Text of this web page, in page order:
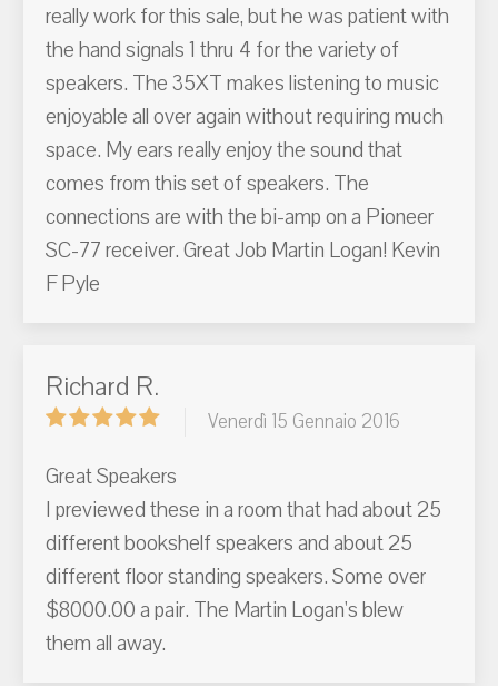
really work for this sale, but he was patient with
the hand signals 1 thru 4 for the variety of
speakers. The 35XT makes listening to music
enjoyable all over again without requiring much
space. My ears really enjoy the sound that
comes from this set of speakers. The
connections are with the bi-amp on a Pioneer
SC-77 receiver. Great Job Martin Logan! Kevin
F Pyle
Richard R.
Venerdì 15 Gennaio 2016
Great Speakers
I previewed these in a room that had about 25
different bookshelf speakers and about 25
different floor standing speakers. Some over
$8000.00 a pair. The Martin Logan's blew
them all away.